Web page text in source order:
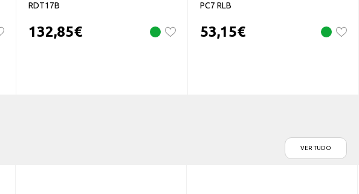
RDT17B
132,85€
PC7 RLB
53,15€
VER TUDO